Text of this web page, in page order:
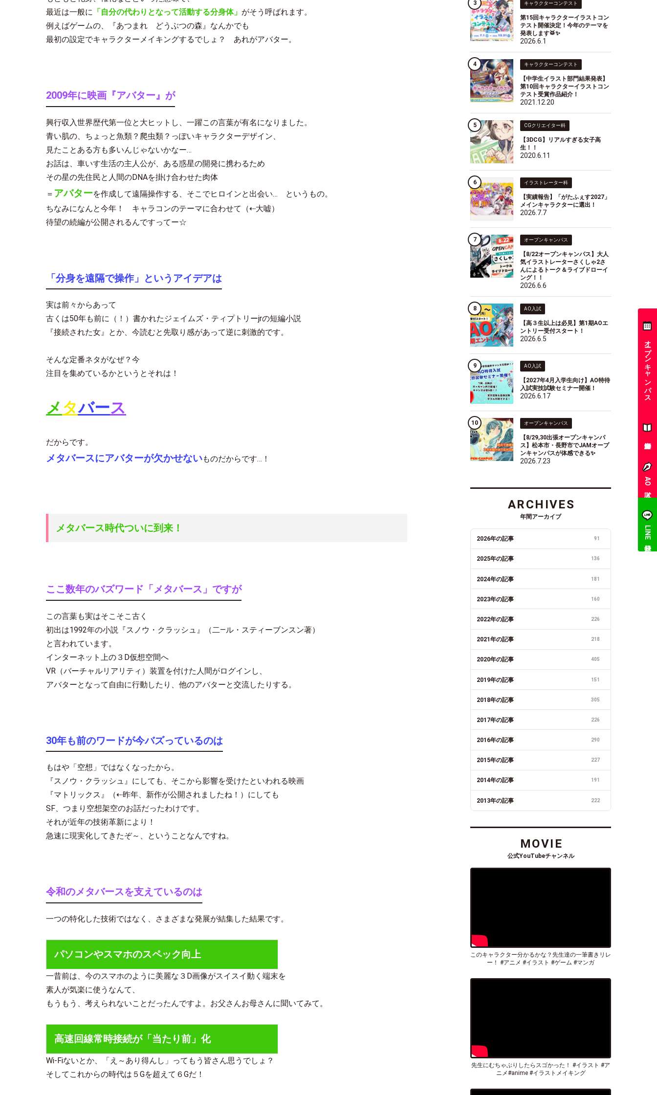
最近は一般に 「自分の代わりとなって活動する分身体」 がそう呼ばれます。
例えばゲームの、『あつまれ どうぶつの森』なんかでも
最初の設定でキャラクターメイキングするでしょ？ あれがアバター。
2009年に映画『アバター』が
興行収入世界歴代第一位と大ヒットし、一躍この言葉が有名になりました。
青い肌の、ちょっと魚類？爬虫類？っぽいキャラクターデザイン、
見たことある方も多いんじゃないかなー…
お話は、車いす生活の主人公が、ある惑星の開発に携わるため
その星の先住民と人間のDNAを掛け合わせた肉体
＝ アバターを作成して遠隔操作する、そこでヒロインと出会い… というもの。
ちなみになんと今年！ キャラコンのテーマに合わせて（⇠大嘘）
待望の続編が公開されるんですってー☆
「分身を遠隔で操作」というアイデアは
実は前々からあって
古くは50年も前に（！）書かれたジェイムズ・ティプトリーjrの短編小説
『接続された女』とか、今読むと先取り感があって逆に刺激的です。
そんな定番ネタがなぜ？今
注目を集めているかというとそれは！
メ タバース
だからです。
メタバースにアバターが欠かせないものだからです…！
メタバース時代ついに到来！
ここ数年のバズワード「メタバース」ですが
この言葉も実はそこそこ古く
初出は1992年の小説『スノウ・クラッシュ』（二―ル・スティーブンスン著）
と言われています。
インターネット上の３D仮想空間へ
VR（バーチャルリアリティ）装置を付けた人間がログインし、
アバターとなって自由に行動したり、他のアバターと交流したりする。
30年も前のワードが今バズっているのは
もはや「空想」ではなくなったから。
『スノウ・クラッシュ』にしても、そこから影響を受けたといわれる映画
『マトリックス』（⇠昨年、新作が公開されましたね！）にしても
SF、つまり空想架空のお話だったわけです。
それが近年の技術革新により！
急速に現実化してきたぞ～、ということなんですね。
令和のメタバースを支えているのは
一つの特化した技術ではなく、さまざまな発展が結集した結果です。
パソコンやスマホのスペック向上
一昔前は、今のスマホのように美麗な３D画像がスイスイ動く端末を
素人が気楽に使うなんて、
もうもう、考えられないことだったんですよ。お父さんお母さんに聞いてみて。
高速回線常時接続が「当たり前」化
Wi-Fiないとか、「え～あり得んし」ってもう皆さん思うでしょ？
そしてこれからの時代は５Gを超えて６Gだ！
キャラクターコンテスト
第15回キャラクターイラストコン
テスト開催決定！今年のテーマを
発表します🥁✨
2026.6.1
キャラクターコンテスト
【中学生イラスト部門結果発表】
第10回キャラクターイラストコン
テスト受賞作品紹介！
2021.12.20
CGクリエイター科
【3DCG】リアルすぎる女子高
生！！
2020.6.11
イラストレーター科
【実績報告】「がたふぇす2027」
メインキャラクターに選出！
2026.7.7
オープンキャンパス
【8/22オープンキャンパス】大人
気イラストレーターさくしゃ2さ
んによるトーク＆ライブドローイ
ング！！
2026.6.6
AO入試
【高３生以上は必見】第1期AOエ
ントリー受付スタート！
2026.6.5
AO入試
【2027年4月入学生向け】AO特待
入試実技試験セミナー開催！
2026.6.17
オープンキャンパス
【8/29,30出張オープンキャンパ
ス】松本市・長野市でJAMオープ
ンキャンパスが体感できる✨
2026.7.23
ARCHIVES
年間アーカイブ
2026年の記事 91
2025年の記事 136
2024年の記事 181
2023年の記事 160
2022年の記事 226
2021年の記事 218
2020年の記事 405
2019年の記事 151
2018年の記事 305
2017年の記事 226
2016年の記事 290
2015年の記事 227
2014年の記事 191
2013年の記事 222
MOVIE
公式YouTubeチャンネル
このキャラクター分かるかな？先生達の一筆書きリレ
ー！ #アニメ #イラスト #ゲーム #マンガ
先生にむちゃぶりしたらスゴかった！ #イラスト #ア
ニメ#anime #イラストメイキング
オープンキャンパス
AO入試
LINE登録